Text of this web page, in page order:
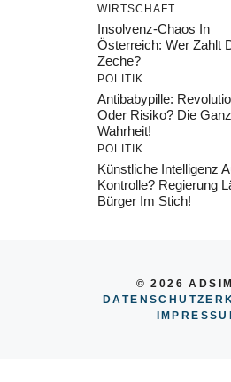
WIRTSCHAFT
Insolvenz-Chaos In
Österreich: Wer Zahlt
Zeche?
POLITIK
Antibabypille:
Oder Risiko? Die
Wahrheit!
POLITIK
Künstliche Intelligenz
Kontrolle? Regierung
Bürger Im Stich!
© 2026
IMPRESSU